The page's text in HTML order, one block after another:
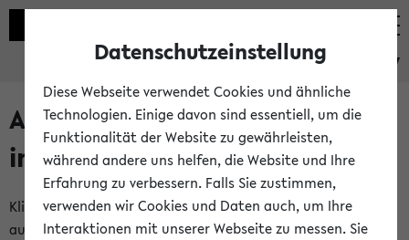
eKVV
Alle veröffentlichten Semester
im eKVV
Klicken Sie auf das Semester, welches Sie für Ihre Sitzung
auswählen möchten. Bitte beachten Sie auch die weiteren
Datenschutzeinstellung
Diese Webseite verwendet Cookies und ähnliche
Technologien. Einige davon sind essentiell, um die
Funktionalität der Website zu gewährleisten,
während andere uns helfen, die Website und Ihre
Erfahrung zu verbessern. Falls Sie zustimmen,
verwenden wir Cookies und Daten auch, um Ihre
Interaktionen mit unserer Webseite zu messen. Sie